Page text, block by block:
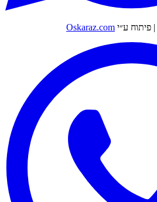
| פיתוח ע״י Oskaraz.com